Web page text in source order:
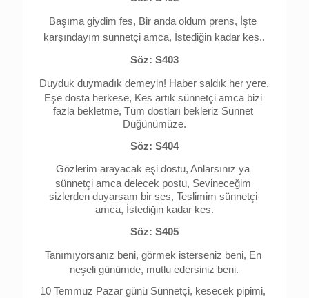
Başıma giydim fes, Bir anda oldum prens, İşte
karşındayım sünnetçi amca, İstediğin kadar kes..
Söz: S403
Duyduk duymadık demeyin! Haber saldık her yere,
Eşe dosta herkese, Kes artık sünnetçi amca bizi
fazla bekletme, Tüm dostları bekleriz Sünnet
Düğünümüze.
Söz: S404
Gözlerim arayacak eşi dostu, Anlarsınız ya
sünnetçi amca delecek postu, Sevineceğim
sizlerden duyarsam bir ses, Teslimim sünnetçi
amca, İstediğin kadar kes.
Söz: S405
Tanımıyorsanız beni, görmek isterseniz beni, En
neşeli günümde, mutlu edersiniz beni.
10 Temmuz Pazar günü Sünnetçi, kesecek pipimi,